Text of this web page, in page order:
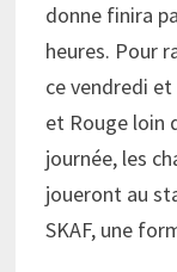
donne finira
heures. Pour
ce vendredi
et Rouge loin
journée, les
joueront au
SKAF, une